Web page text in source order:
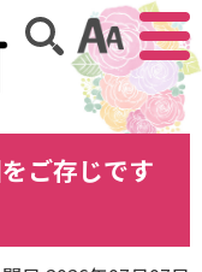
アクセ
サイト内検索
ご存じです